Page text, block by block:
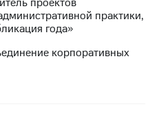
практики,
года»
корпоративных